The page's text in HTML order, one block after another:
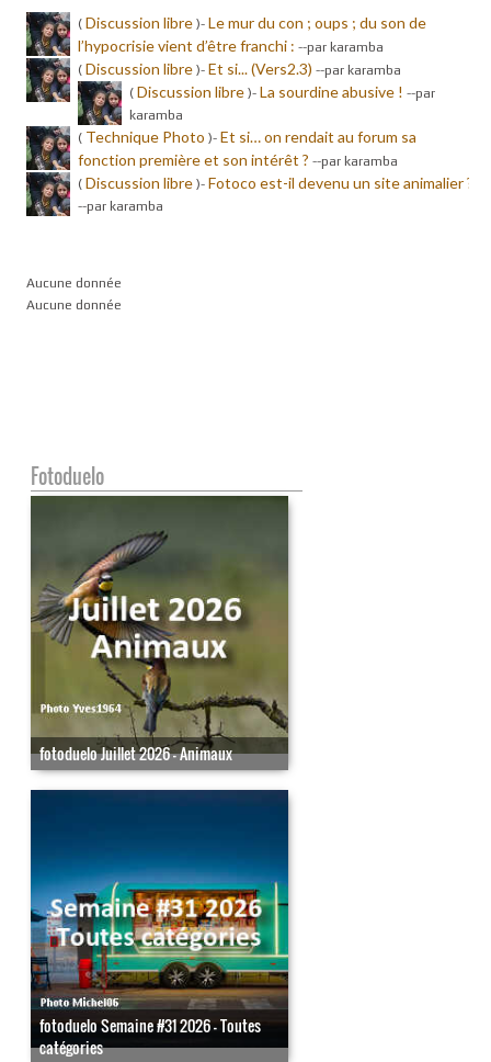
( Discussion libre )- Le mur du con ; oups ; du son de
l’hypocrisie vient d’être franchi : --par karamba
( Discussion libre )- Et si... (Vers2.3) --par karamba
( Discussion libre )- La sourdine abusive ! --par
karamba
( Technique Photo )- Et si… on rendait au forum sa
fonction première et son intérêt ? --par karamba
( Discussion libre )- Fotoco est-il devenu un site animalier ?
--par karamba
Aucune donnée
Aucune donnée
Fotoduelo
fotoduelo Juillet 2026 - Animaux
fotoduelo Semaine #31 2026 - Toutes
catégories